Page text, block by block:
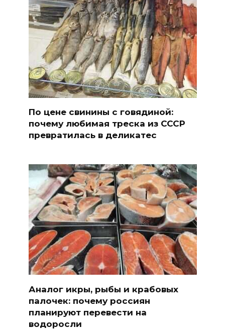
По цене свинины с говядиной:
почему любимая треска из СССР
превратилась в деликатес
Аналог икры, рыбы и крабовых
палочек: почему россиян
планируют перевести на
водоросли